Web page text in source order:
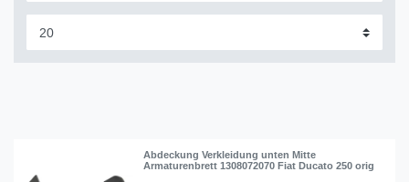
Abdeckung Verkleidung unten Mitte
Armaturenbrett 1308072070 Fiat Ducato 250 orig